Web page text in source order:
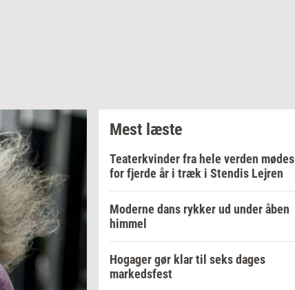
Mest læste
Teaterkvinder fra hele verden mødes
for fjerde år i træk i Stendis Lejren
Moderne dans rykker ud under åben
himmel
Hogager gør klar til seks dages
markedsfest